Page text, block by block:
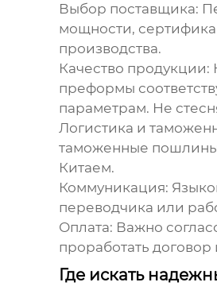
Выбор поставщика:
мощности,
производства.
Качество продукции:
преформы
параметрам. Не
Логистика и
таможенные пошлины
Китаем.
Коммуникация:
переводчика или
Оплата: Важно
проработать
Где искать